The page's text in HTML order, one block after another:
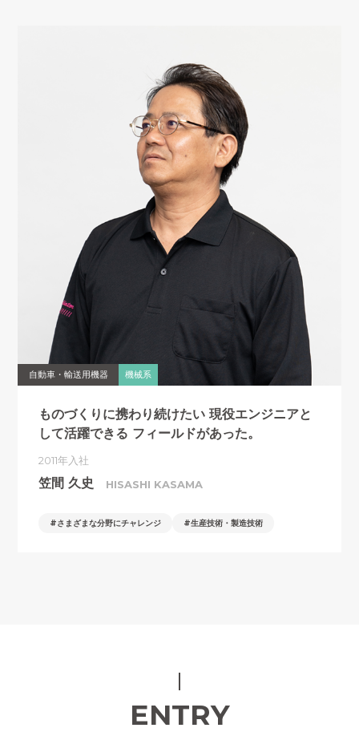
自動車・輸送用機器 機械系
ものづくりに携わり続けたい 現役エンジニアと
して活躍できる フィールドがあった。
2011年入社
笠間 久史 HISASHI KASAMA
さまざまな分野にチャレンジ 生産技術・製造技術
ENTRY